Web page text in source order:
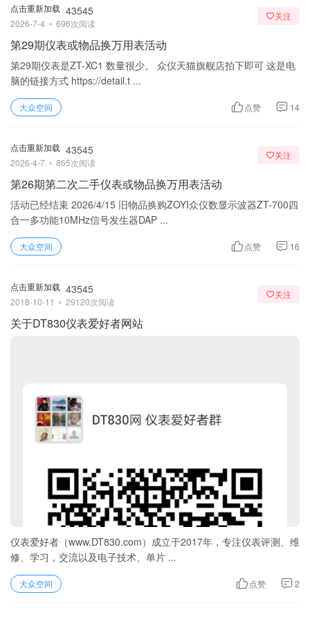
点击重新加载 43545
2026-7-4 696次阅读
关注
第29期仪表或物品换万用表活动
第29期仪表是ZT-XC1 数量很少。 众仪天猫旗舰店拍下即可 这是电
脑的链接方式 https://detail.t ...
大众空间 点赞 14
点击重新加载 43545
2026-4-7 865次阅读
关注
第26期第二次二手仪表或物品换万用表活动
活动已经结束 2026/4/15 旧物品换购ZOYI众仪数显示波器ZT-700四
合一多功能10MHz信号发生器DAP ...
大众空间 点赞 16
点击重新加载 43545
2018-10-11 29120次阅读
关注
关于DT830仪表爱好者网站
仪表爱好者（www.DT830.com）成立于2017年，专注仪表评测、维
修、学习，交流以及电子技术、单片 ...
大众空间 点赞 2